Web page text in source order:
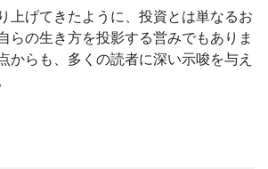
上げてきたように、投資とは単なるお
らの生き方を投影する営みでもありま
からも、多くの読者に深い示唆を与え